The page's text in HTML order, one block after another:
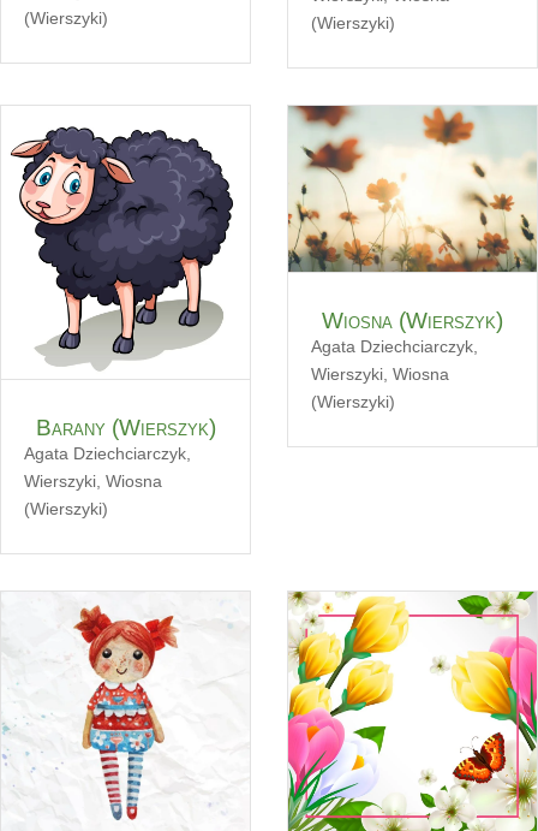
(Wierszyki)
(Wierszyki)
Barany (Wierszyk)
Agata Dziechciarczyk,
Wierszyki, Wiosna
(Wierszyki)
Wiosna (Wierszyk)
Agata Dziechciarczyk
Wierszyki Wiosna
(Wierszyki)